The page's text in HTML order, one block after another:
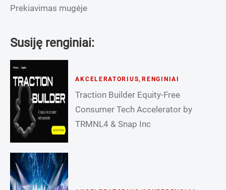
Prekiavimas mugėje
Susiję renginiai:
AKCELERATORIUS, RENGINIAI
Traction Builder Equity-Free
Consumer Tech Accelerator by
TRMNL4 & Snap Inc